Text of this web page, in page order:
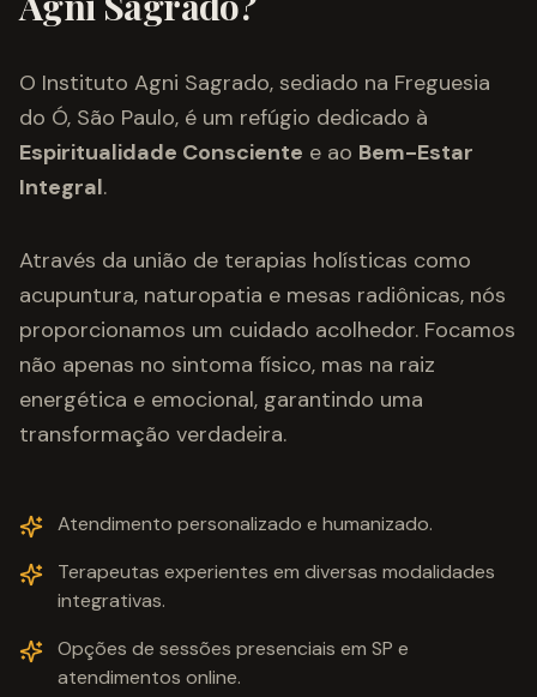
O Instituto Agni Sagrado, sediado na Freguesia
do Ó, São Paulo, é um refúgio dedicado à
Espiritualidade Consciente e ao Bem-Estar
Integral.
Através da união de terapias holísticas como
acupuntura, naturopatia e mesas radiônicas, nós
proporcionamos um cuidado acolhedor. Focamos
não apenas no sintoma físico, mas na raiz
energética e emocional, garantindo uma
transformação verdadeira.
Atendimento personalizado e humanizado.
Terapeutas experientes em diversas modalidades
integrativas.
Opções de sessões presenciais em SP e
atendimentos online.